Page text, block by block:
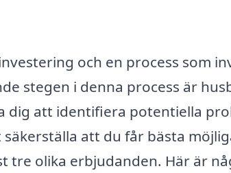
och en process som
stegen i denna process är
dig att identifiera potentiella
att du får bästa
tre olika erbjudanden. Här är